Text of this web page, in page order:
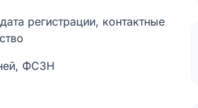
регистрации, контактные
ФСЗН